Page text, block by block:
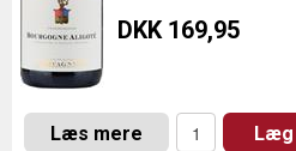
DKK 169,95
Læs mere Læg